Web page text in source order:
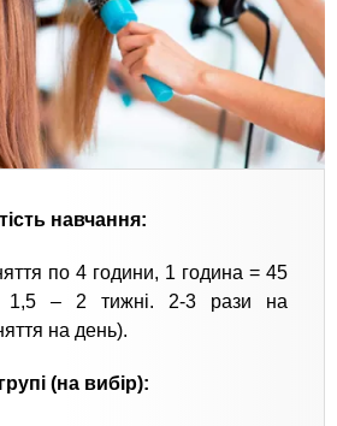
навчання:
по 4 години, 1 година = 45
1,5 – 2 тижні. 2-3 рази на
на день).
(на вибір):